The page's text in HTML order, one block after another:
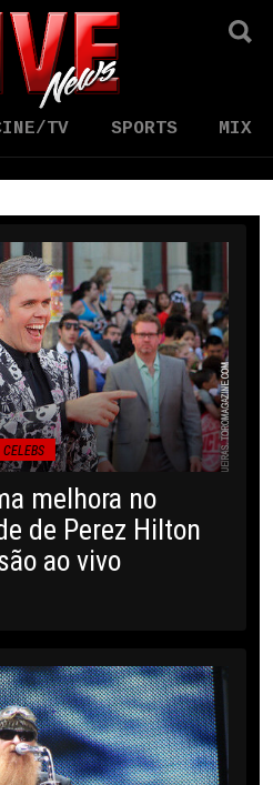
TV SPORTS MIX
CELEBS
melhora no
de Perez Hilton
ao vivo